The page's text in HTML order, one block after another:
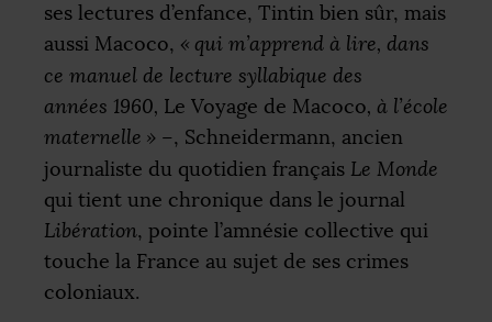
ses lectures d’enfance, Tintin bien sûr, mais
aussi Macoco, « qui m’apprend à lire, dans
ce manuel de lecture syllabique des
années 1960, Le Voyage de Macoco, à l’école
maternelle » –, Schneidermann, ancien
journaliste du quotidien français Le Monde
qui tient une chronique dans le journal
Libération, pointe l’amnésie collective qui
touche la France au sujet de ses crimes
coloniaux.